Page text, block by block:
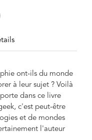
ont-ils du monde
à leur sujet ? Voilà
dans ce livre
c'est peut-être
et de mondes
l'auteur